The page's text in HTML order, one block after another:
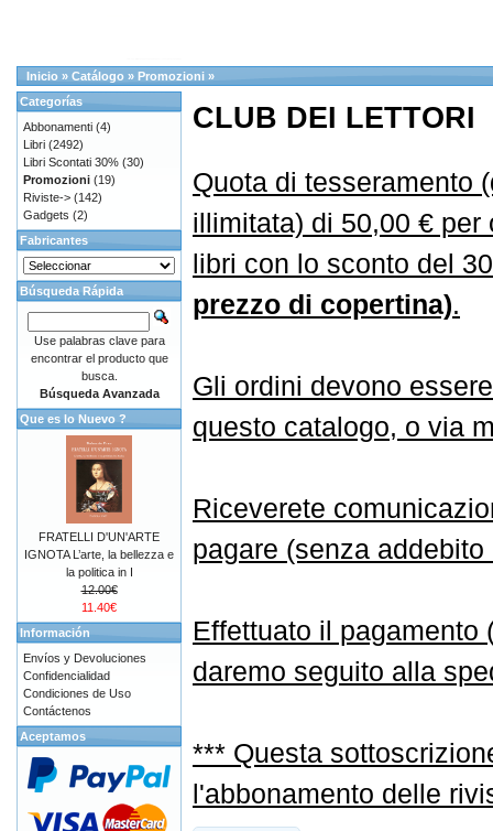
Inicio » Catálogo » Promozioni »
CLUB DEI LETTORI
Quota di tesseramento
illimitata) di 50,00 € per
libri con lo sconto del
prezzo di copertina).
Gli ordini devono
questo catalogo, o via
Riceverete
pagare (senza
Effettuato il pagamento
daremo seguito alla
*** Questa
l'abbonamento delle
Categorías
Abbonamenti (4)
Libri (2492)
Libri Scontati 30% (30)
Promozioni (19)
Riviste-> (142)
Gadgets (2)
Fabricantes
Búsqueda Rápida
Use palabras clave para
encontrar el producto que
busca.
Búsqueda Avanzada
Que es lo Nuevo ?
FRATELLI D'UN'ARTE
IGNOTA L’arte, la bellezza e
la politica in I
12.00€
11.40€
Información
Envíos y Devoluciones
Confidencialidad
Condiciones de Uso
Contáctenos
Aceptamos